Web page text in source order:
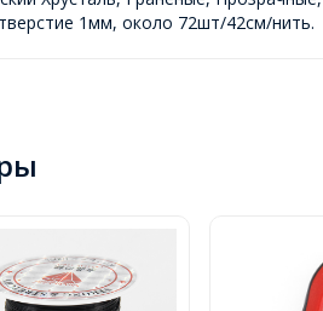
1мм, около 72шт/42см/нить.